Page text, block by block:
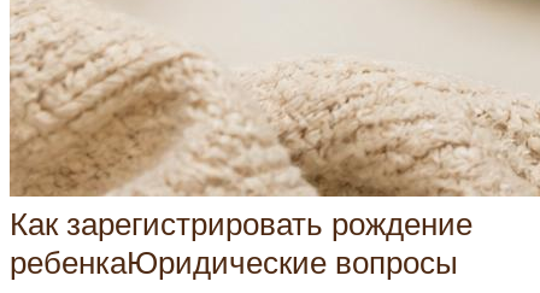
Как зарегистрировать рождение
ребенкаЮридические вопросы